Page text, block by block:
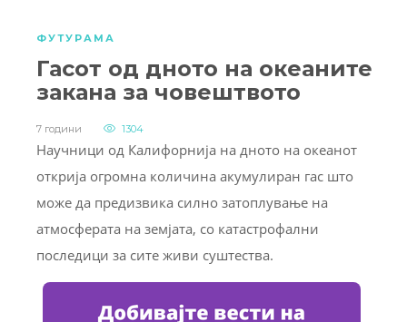
ФУТУРАМА
Гасот од дното на океаните
закана за човештвото
7 години 1304
Научници од Калифорнија на дното на океанот
открија огромна количина акумулиран гас што
може да предизвика силно затоплување на
атмосферата на земјата, со катастрофални
последици за сите живи суштества.